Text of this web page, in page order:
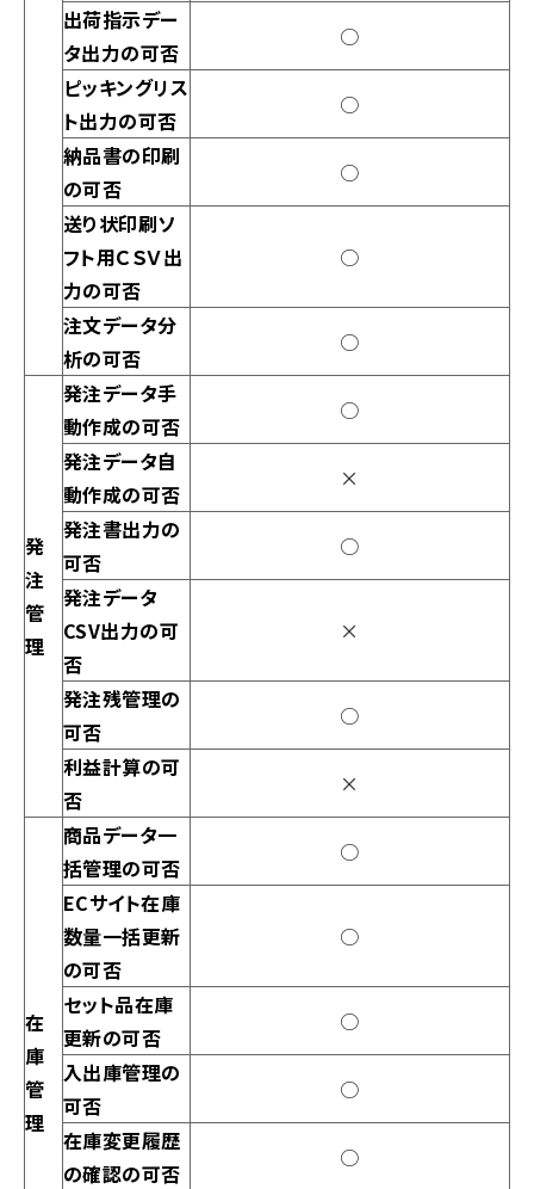
出荷指示デー
タ出力の可否
○
ピッキングリス
ト出力の可否
○
納品書の印刷
の可否
○
送り状印刷ソ
フト用ＣＳＶ出
力の可否
○
注文データ分
析の可否
○
発
注
管
理
発注データ手
動作成の可否
○
発注データ自
動作成の可否
×
発注書出力の
可否
○
発注データ
CSV出力の可
否
×
発注残管理の
可否
○
利益計算の可
否
×
在
庫
管
理
商品データ一
括管理の可否
○
ECサイト在庫
数量一括更新
の可否
○
セット品在庫
更新の可否
○
入出庫管理の
可否
○
在庫変更履歴
の確認の可否
○